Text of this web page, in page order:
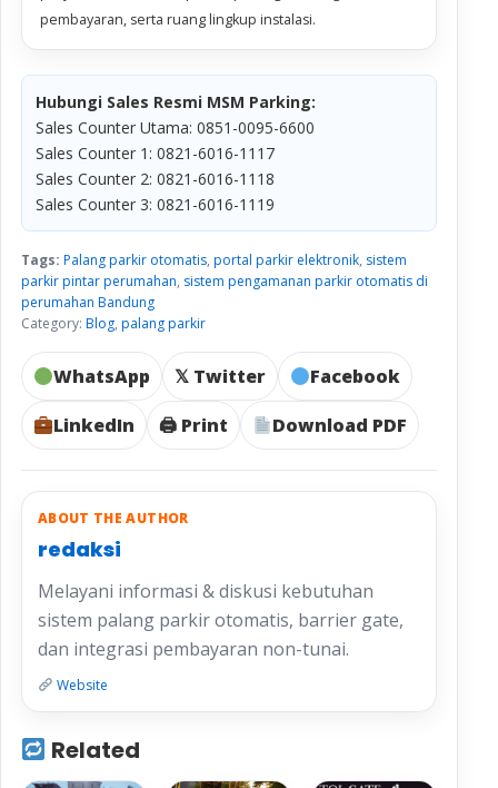
pembayaran, serta ruang lingkup instalasi.
Hubungi Sales Resmi MSM Parking:
Sales Counter Utama: 0851-0095-6600
Sales Counter 1: 0821-6016-1117
Sales Counter 2: 0821-6016-1118
Sales Counter 3: 0821-6016-1119
Tags: Palang parkir otomatis, portal parkir elektronik, sistem
parkir pintar perumahan, sistem pengamanan parkir otomatis di
perumahan Bandung
Category: Blog, palang parkir
WhatsApp 𝕏 Twitter
Facebook
LinkedIn
🖨 Print Download PDF
ABOUT THE AUTHOR
redaksi
Melayani informasi & diskusi kebutuhan
sistem palang parkir otomatis, barrier gate,
dan integrasi pembayaran non-tunai.
Website
Related